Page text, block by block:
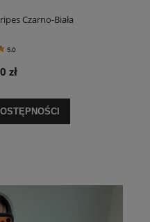
Czarno-Biała
5.0
zł